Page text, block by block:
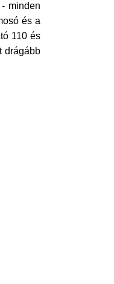
- minden
és a
110 és
drágább